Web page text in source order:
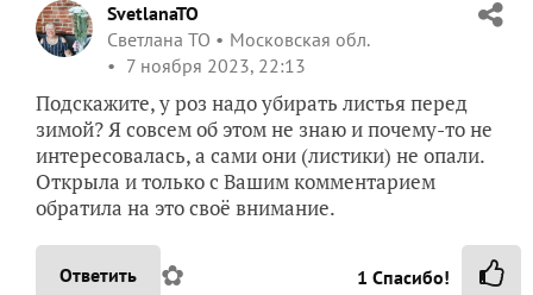
SvetlanaTO
Светлана ТО
Московская обл.
7 ноября 2023, 22:13
Подскажите, у роз надо убирать листья перед
зимой? Я совсем об этом не знаю и почему-то не
интересовалась, а сами они (листики) не опали.
Открыла и только с Вашим комментарием
обратила на это своё внимание.
Ответить ✿ 1 Спасибо!